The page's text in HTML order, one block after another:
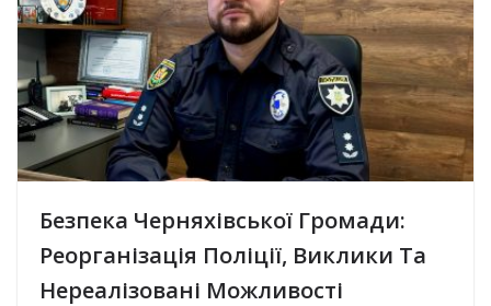
Безпека Черняхівської Громади:
Реорганізація Поліції, Виклики Та
Нереалізовані Можливості